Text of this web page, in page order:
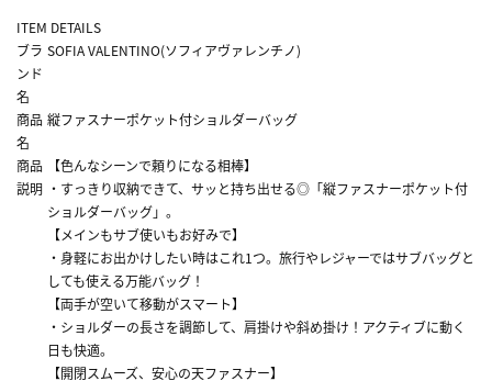
ITEM DETAILS
ブラ
ンド
名
SOFIA VALENTINO(ソフィアヴァレンチノ)
商品
名
縦ファスナーポケット付ショルダーバッグ
商品
説明
【色んなシーンで頼りになる相棒】
・すっきり収納できて、サッと持ち出せる◎「縦ファスナーポケット付
ショルダーバッグ」。
【メインもサブ使いもお好みで】
・身軽にお出かけしたい時はこれ1つ。旅行やレジャーではサブバッグと
しても使える万能バッグ！
【両手が空いて移動がスマート】
・ショルダーの長さを調節して、肩掛けや斜め掛け！アクティブに動く
日も快適。
【開閉スムーズ、安心の天ファスナー】